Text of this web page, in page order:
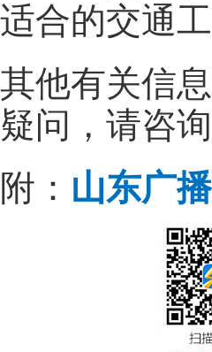
适合的交通工
其他有关信
疑问，请咨
附： 山东广